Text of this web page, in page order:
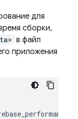
для
сборки,
в файл
приложения